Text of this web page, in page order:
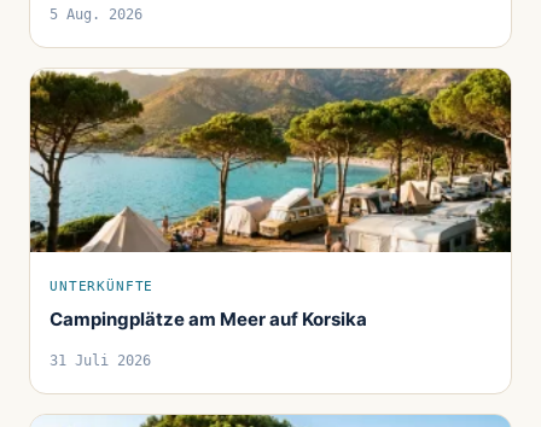
5 Aug. 2026
UNTERKÜNFTE
Campingplätze am Meer auf Korsika
31 Juli 2026